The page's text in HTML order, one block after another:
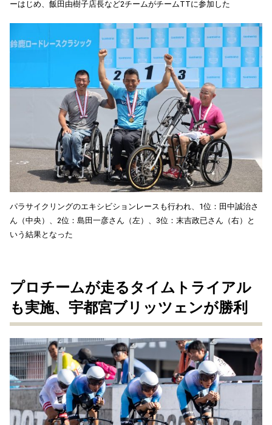
ーはじめ、飯田由樹子店長など2チームがチームTTに参加した
パラサイクリングのエキシビションレースも行われ、1位：田中誠治さ
ん（中央）、2位：島田一彦さん（左）、3位：末吉政已さん（右）と
いう結果となった
プロチームが走るタイムトライアル
も実施、宇都宮ブリッツェンが勝利